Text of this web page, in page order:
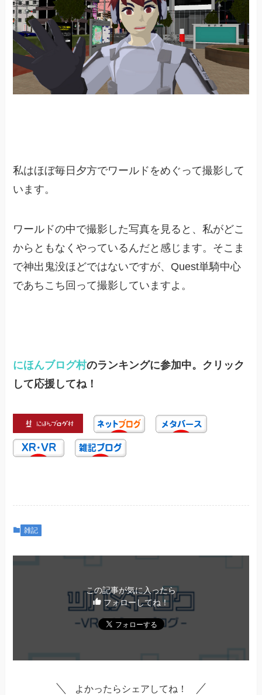
私はほぼ毎日夕方でワールドをめぐって撮影して
います。
ワールドの中で撮影した写真を見ると、私がどこ
からともなくやっているんだと感じます。そこま
で神出鬼没ほどではないですが、Quest単騎中心
であちこち回って撮影していますよ。
にほんブログ村のランキングに参加中。クリック
して応援してね！
雑記
この記事が気に入ったら
フォローしてね！
よかったらシェアしてね！